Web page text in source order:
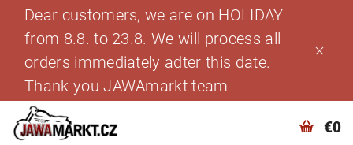
Dear customers, we are on HOLIDAY
from 8.8. to 23.8. We will process all
orders immediately adter this date.
Thank you JAWAmarkt team
€0